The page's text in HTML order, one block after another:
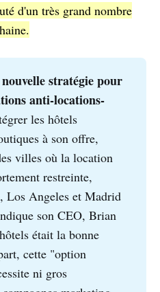
d'un très grand nombre
stratégie pour
anti-locations-
les hôtels
à son offre,
villes où la location
restreinte,
Los Angeles et Madrid
son CEO, Brian
était la bonne
cette "option
ni gros